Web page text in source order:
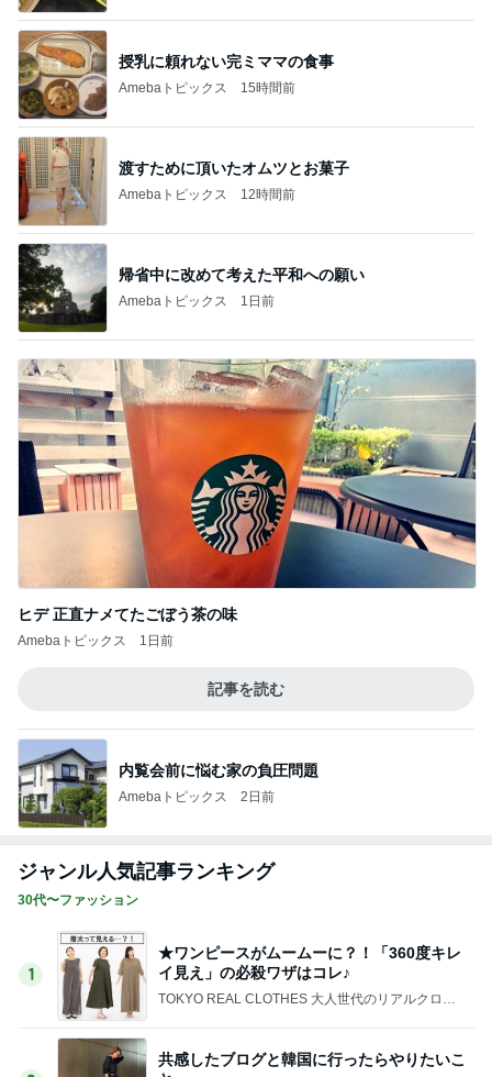
授乳に頼れない完ミママの食事
Amebaトピックス 15時間前
渡すために頂いたオムツとお菓子
Amebaトピックス 12時間前
帰省中に改めて考えた平和への願い
Amebaトピックス 1日前
ヒデ 正直ナメてたごぼう茶の味
Amebaトピックス 1日前
記事を読む
内覧会前に悩む家の負圧問題
Amebaトピックス 2日前
ジャンル人気記事ランキング
30代〜ファッション
1
★ワンピースがムームーに？！「360度キレ
イ見え」の必殺ワザはコレ♪
TOKYO REAL CLOTHES 大人世代のリアルクロー
共感したブログと韓国に行ったらやりたいこ